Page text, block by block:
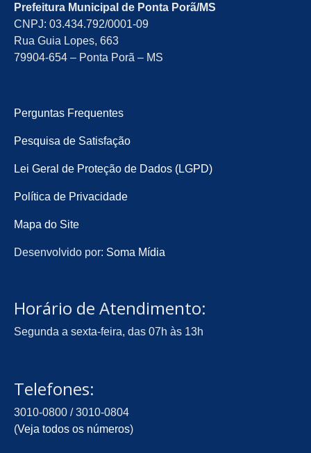
Prefeitura Municipal de Ponta Porã/MS
CNPJ: 03.434.792/0001-09
Rua Guia Lopes, 663
79904-654 – Ponta Porã – MS
Perguntas Frequentes
Pesquisa de Satisfação
Lei Geral de Proteção de Dados (LGPD)
Política de Privacidade
Mapa do Site
Desenvolvido por: Soma Mídia
Horário de Atendimento:
Segunda a sexta-feira, das 07h às 13h
Telefones:
3010-0800 / 3010-0804
(Veja todos os números)